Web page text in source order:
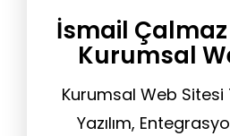
İsmail
Kurumsal
Kurumsal Web Sitesi
Yazılım,